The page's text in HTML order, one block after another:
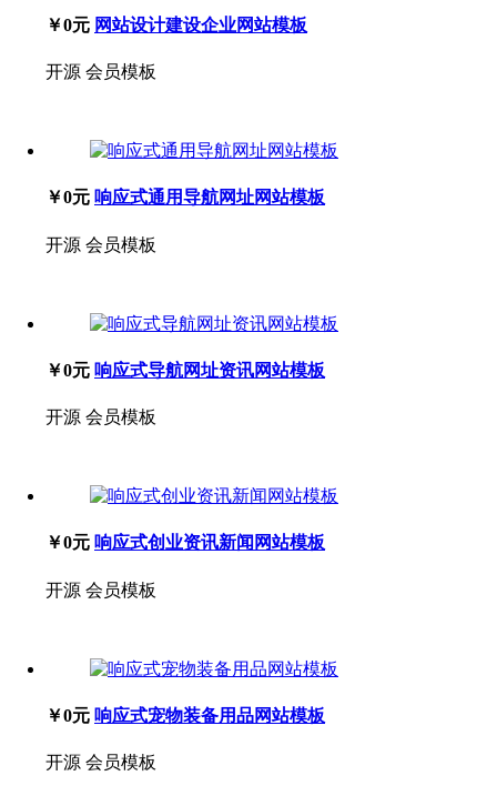
￥0元 网站设计建设企业网站模板
开源 会员模板
￥0元 响应式通用导航网址网站模板
开源 会员模板
￥0元 响应式导航网址资讯网站模板
开源 会员模板
￥0元 响应式创业资讯新闻网站模板
开源 会员模板
￥0元 响应式宠物装备用品网站模板
开源 会员模板